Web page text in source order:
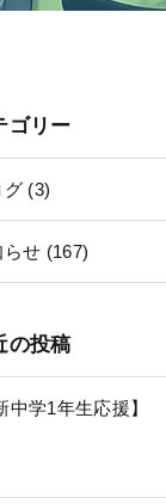
ゴリー
グ (3)
らせ (167)
の投稿
中学1年生応援】